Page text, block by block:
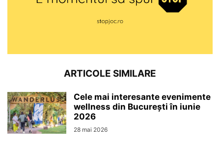
ARTICOLE SIMILARE
Cele mai interesante evenimente
wellness din București în iunie
2026
28 mai 2026